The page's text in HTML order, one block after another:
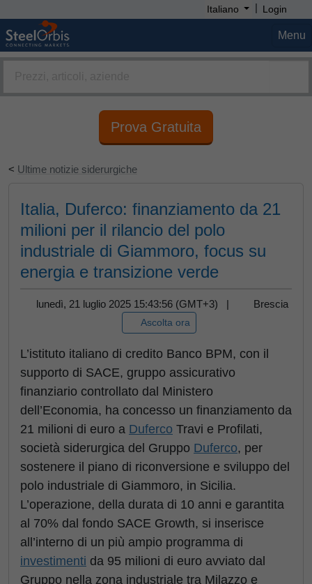
Italiano | Login
Menu
Prova Gratuita
< Ultime notizie siderurgiche
Italia, Duferco: finanziamento da 21
milioni per il rilancio del polo
industriale di Giammoro, focus su
energia e transizione verde
lunedì, 21 luglio 2025 15:43:56 (GMT+3) | Brescia
Ascolta ora
L’istituto italiano di credito Banco BPM, con il
supporto di SACE, gruppo assicurativo
finanziario controllato dal Ministero
dell’Economia, ha concesso un finanziamento da
21 milioni di euro a Duferco Travi e Profilati,
società siderurgica del Gruppo Duferco, per
sostenere il piano di riconversione e sviluppo del
polo industriale di Giammoro, in Sicilia.
L’operazione, della durata di 10 anni e garantita
al 70% dal fondo SACE Growth, si inserisce
all’interno di un più ampio programma di
investimenti da 95 milioni di euro avviato dal
Gruppo nella zona industriale tra Milazzo e